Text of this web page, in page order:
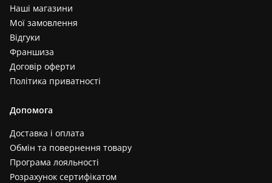
Наші магазини
Мої замовлення
Відгуки
Франшиза
Договір оферти
Політика приватності
Допомога
Доставка і оплата
Обмін та повернення товару
Програма лояльності
Розрахунок сертифікатом